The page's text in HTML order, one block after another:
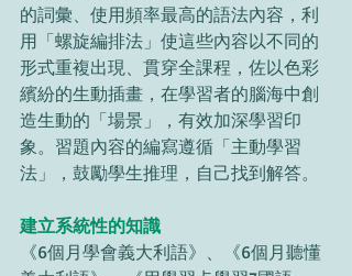
的詞彙、使用頻率最高的語法內容，利
用「螺旋編排法」使這些內容以不同的
形式重複出現、貫穿全課程，佐以色彩
繽紛的生動插畫，在學習者的腦海中創
造生動的「場景」，有效加深學習印
象。習題內容的編寫遵循「主動學習
法」，鼓勵學生推理，自己找到解答。
建立系統性的知識
《6個月學會義大利語》、《6個月聽懂